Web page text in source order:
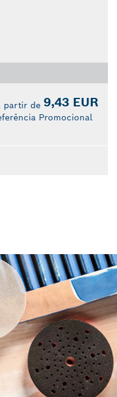
partir de 9,43 EUR
Promocional